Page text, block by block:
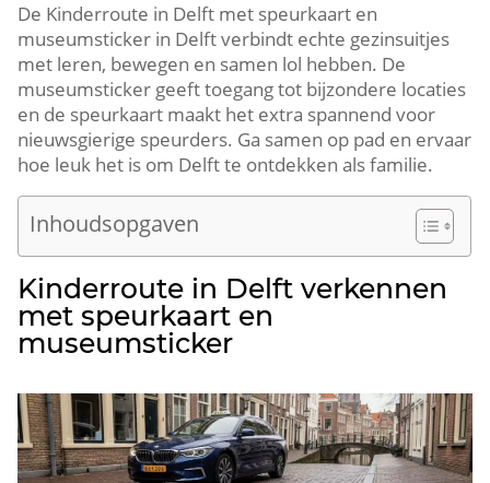
De Kinderroute in Delft met speurkaart en
museumsticker in Delft verbindt echte gezinsuitjes
met leren, bewegen en samen lol hebben.​ De
museumsticker geeft toegang tot bijzondere locaties
en de speurkaart maakt het extra spannend voor
nieuwsgierige speurders.​ Ga samen op pad en ervaar
hoe leuk het is om Delft te ontdekken als familie.​
Inhoudsopgaven
Kinderroute in Delft verkennen
met speurkaart en
museumsticker